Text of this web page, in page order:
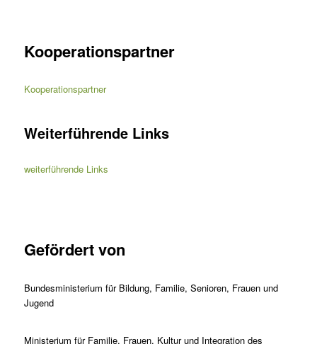
Kooperationspartner
Kooperationspartner
Weiterführende Links
weiterführende Links
Gefördert von
Bundesministerium für Bildung, Familie, Senioren, Frauen und
Jugend
Ministerium für Familie, Frauen, Kultur und Integration des